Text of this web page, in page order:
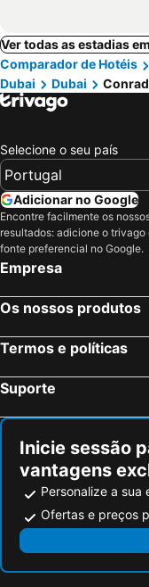
Ver todas as estadias
Comparador de Hotéis
Dubai
Dubai
Selecione o seu país
Adicionar no Google
Encontre facilmente os
resultados: adicione o trivago
fonte preferencial no Google.
Empresa
Os nossos produtos
Termos e políticas
Suporte
Inicie sessão
vantagens
Personalize a sua
Ofertas e preços